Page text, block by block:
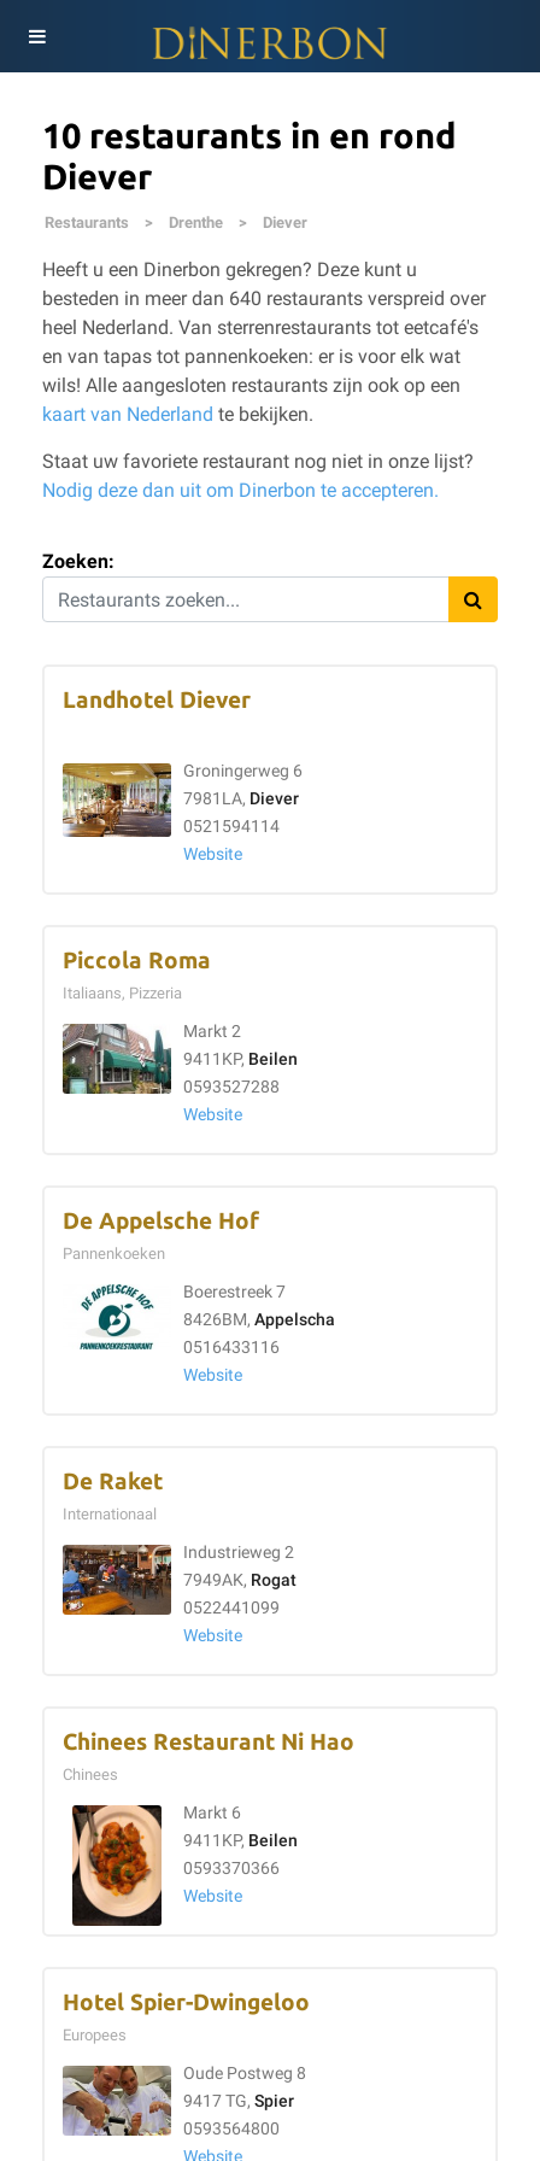
10 restaurants in en rond
Diever
Restaurants > Drenthe > Diever
Heeft u een Dinerbon gekregen? Deze kunt u
besteden in meer dan 640 restaurants verspreid over
heel Nederland. Van sterrenrestaurants tot eetcafé's
en van tapas tot pannenkoeken: er is voor elk wat
wils! Alle aangesloten restaurants zijn ook op een
kaart van Nederland te bekijken.
Staat uw favoriete restaurant nog niet in onze lijst?
Nodig deze dan uit om Dinerbon te accepteren.
Zoeken:
Landhotel Diever
Groningerweg 6
7981LA, Diever
0521594114
Website
Piccola Roma
Italiaans, Pizzeria
Markt 2
9411KP, Beilen
0593527288
Website
De Appelsche Hof
Pannenkoeken
Boerestreek 7
8426BM, Appelscha
0516433116
Website
De Raket
Internationaal
Industrieweg 2
7949AK, Rogat
0522441099
Website
Chinees Restaurant Ni Hao
Chinees
Markt 6
9411KP, Beilen
0593370366
Website
Hotel Spier-Dwingeloo
Europees
Oude Postweg 8
9417 TG, Spier
0593564800
Website